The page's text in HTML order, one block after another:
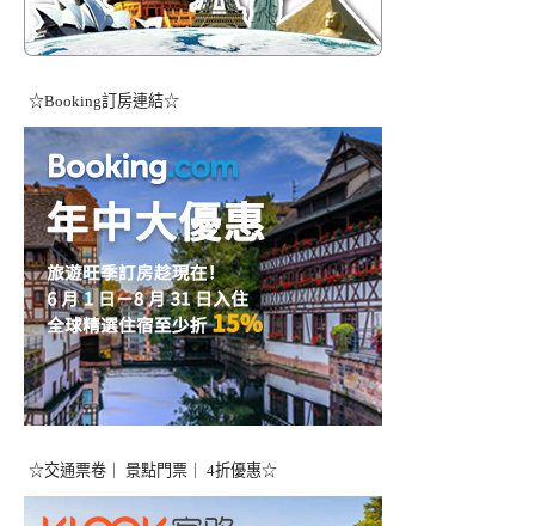
☆Booking訂房連結☆
☆交通票卷｜ 景點門票｜ 4折優惠☆